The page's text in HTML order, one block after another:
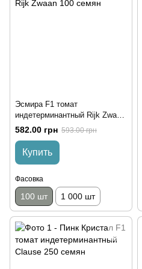
Эсмира F1 томат
индетерминантный Rijk Zwaan
100 семян
582.00 грн 593.00 грн
Купить
Фасовка
100 шт 1 000 шт